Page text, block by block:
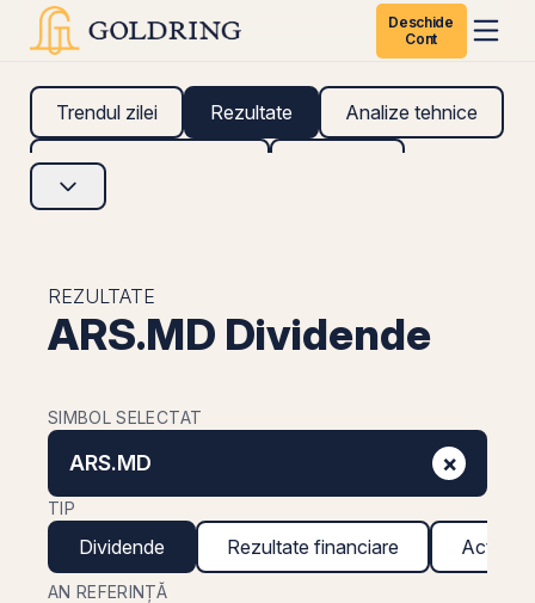
Deschide
Cont
Trendul zilei Rezultate Analize tehnice
Analize fundamentale
REZULTATE
ARS.MD Dividende
SIMBOL SELECTAT
ARS.MD ×
TIP
Dividende Rezultate financiare Acțiuni
AN REFERINȚĂ